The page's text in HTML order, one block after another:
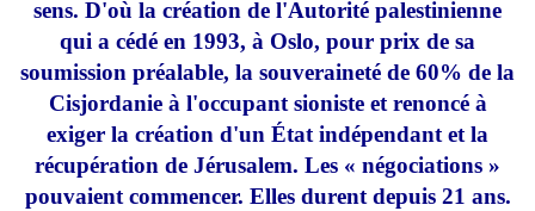
sens. D'où la création de l'Autorité palestinienne
qui a cédé en 1993, à Oslo, pour prix de sa
soumission préalable, la souveraineté de 60% de la
Cisjordanie à l'occupant sioniste et renoncé à
exiger la création d'un État indépendant et la
récupération de Jérusalem. Les « négociations »
pouvaient commencer. Elles durent depuis 21 ans.